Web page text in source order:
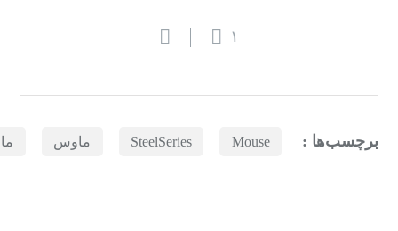
۱
برچسب‌ها : Mouse
SteelSeries ماوس